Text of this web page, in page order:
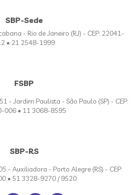
SBP-Sede
- Rio de Janeiro (RJ) - CEP: 22041-
• 21 2548-1999
FSBP
- Jardim Paulista - São Paulo (SP) - CEP:
006 • 11 3068-8595
SBP-RS
- Auxiliadora - Porto Alegre (RS) - CEP:
• 51 3328-9270 / 9520